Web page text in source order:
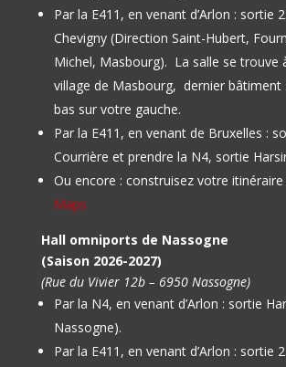
Par la E411, en venant d’Arlon : sortie
Chevigny (Direction Saint-Hubert,
Michel, Masbourg). La salle se trouve
village de Masbourg, dernier bâtiment
bas sur votre gauche.
Par la E411, en venant de Bruxelles :
Courrière et prendre la N4, sortie
Ou encore : construisez votre itinéraire
Maps
Hall omniports de Nassogne
(Saison 2026-2027)
(Rue du Vivier 12b – 6950 Nassogne)
Par la N4, en venant d’Arlon : sortie
Nassogne).
Par la E411, en venant d’Arlon : sortie